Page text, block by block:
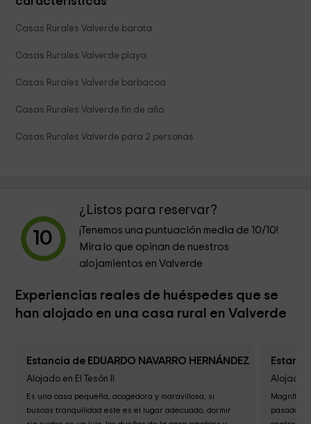
Casas Rurales Valverde barata
Casas Rurales Valverde playa
Casas Rurales Valverde barbacoa
Casas Rurales Valverde fin de año
Casas Rurales Valverde para 2 personas
10
¿Listos para reservar?
¡Tenemos una puntuación media de 10/10!
Mira lo que opinan de nuestros
alojamientos en Valverde
Experiencias reales de huéspedes que se
han alojado en una casa rural en Valverde
Estancia de EDUARDO NAVARRO HERNÁNDEZ
Alojado en El Tesón II
Es una casa pequeña, acogedora y maravillosa, si
buscas tranquilidad este es el lugar adecuado, dormir
Alojado
Magnífico
pasado